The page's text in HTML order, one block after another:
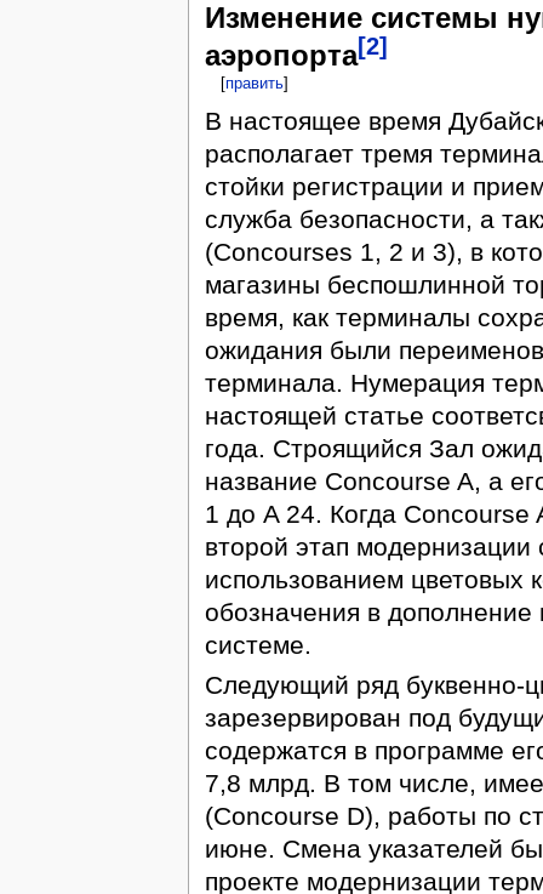
Изменение системы
аэропорта[2]
[править]
В настоящее время
располагает тремя
стойки регистрации и
служба безопасности, а
(Concourses 1, 2 и 3), в
магазины беспошлинной
время, как терминалы
ожидания были
терминала. Нумерация
настоящей статье
года. Строящийся Зал
название Concourse A, а
1 до A 24. Когда Concourse
второй этап модернизации
использованием цветовых
обозначения в
системе.
Следующий ряд буквенно-
зарезервирован под
содержатся в программе
7,8 млрд. В том числе,
(Concourse D), работы по
июне. Смена указателей
проекте модернизации